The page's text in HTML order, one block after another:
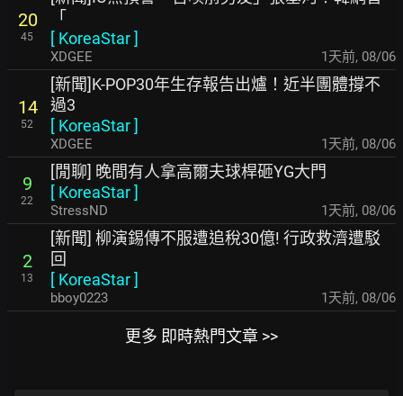
20
45
「
[ KoreaStar]
XDGEE 1天前, 08/06
14
52
[新聞]K-POP30年生存報告出爐！近半團體撐不
過3
[ KoreaStar]
XDGEE 1天前, 08/06
9
22
[閒聊] 晚間有人拿高爾夫球桿砸YG大門
[ KoreaStar]
StressND 1天前, 08/06
2
13
[新聞] 柳演錫傳不服遭追稅30億! 行政救濟遭駁
回
[ KoreaStar]
bboy0223 1天前, 08/06
更多 即時熱門文章 >>